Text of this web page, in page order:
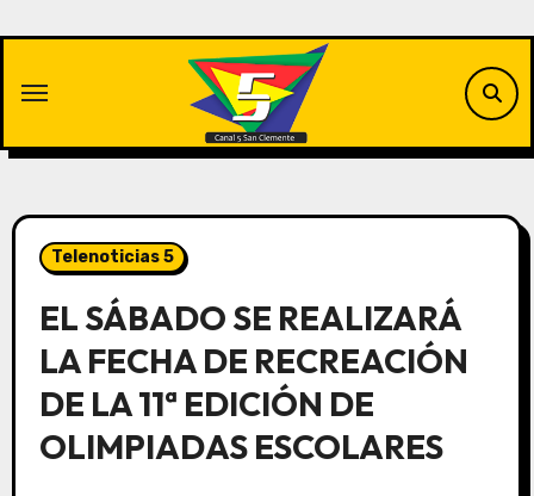
contenido
Telenoticias 5
EL SÁBADO SE REALIZARÁ
LA FECHA DE RECREACIÓN
DE LA 11ª EDICIÓN DE
OLIMPIADAS ESCOLARES